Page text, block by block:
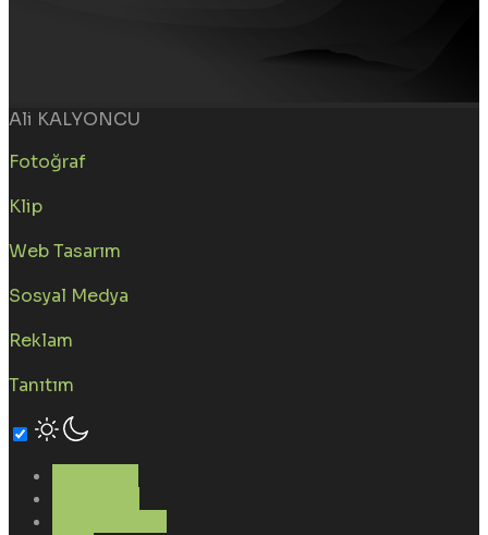
Ali KALYONCU
Fotoğraf
Klip
Web Tasarım
Sosyal Medya
Reklam
Tanıtım